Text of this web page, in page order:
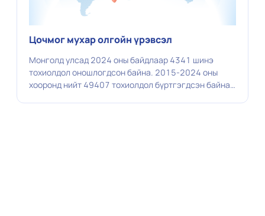
Цочмог мухар олгойн үрэвсэл
Монголд улсад 2024 оны байдлаар 4341 шинэ
тохиолдол оношлогдсон байна. 2015-2024 оны
хооронд нийт 49407 тохиолдол бүртгэгдсэн байна.